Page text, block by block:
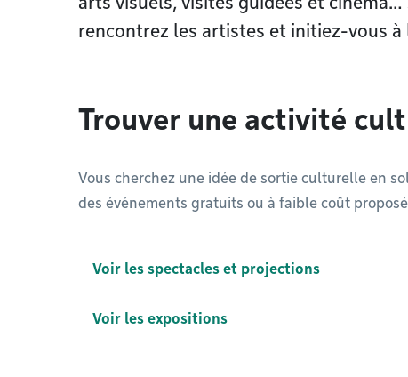
rencontrez les artistes et initiez-vous à
Trouver une activité
Vous cherchez une idée de sortie culturelle en
des événements gratuits ou à faible coût
Voir les spectacles et projections
Voir les expositions